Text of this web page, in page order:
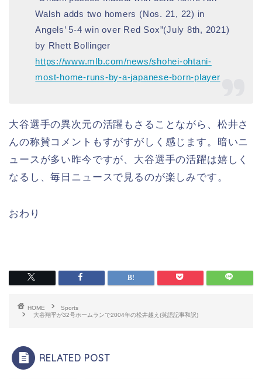
Walsh adds two homers (Nos. 21, 22) in
Angels’ 5-4 win over Red Sox”(July 8th, 2021)
by Rhett Bollinger
https://www.mlb.com/news/shohei-ohtani-
most-home-runs-by-a-japanese-born-player
大谷選手の異次元の活躍もさることながら、松井さ
んの称賛コメントもすがすがしく感じます。暗いニ
ュースが多い昨今ですが、大谷選手の活躍は嬉しく
なるし、毎日ニュースで見るのが楽しみです。
おわり
HOME
Sports
大谷翔平が32号ホームランで2004年の松井越え(英語記事和訳)
RELATED POST